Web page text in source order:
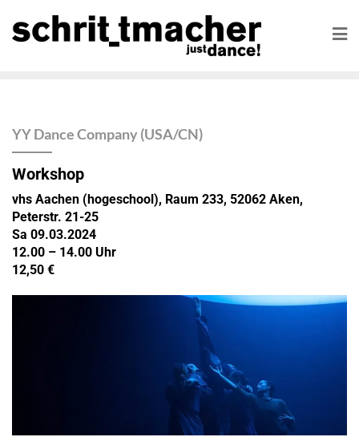
YY Dance Company (USA/CN)
Workshop
vhs Aachen (hogeschool), Raum 233, 52062 Aken,
Peterstr. 21-25
Sa 09.03.2024
12.00 – 14.00 Uhr
12,50 €